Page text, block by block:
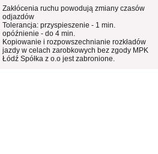
Zakłócenia ruchu powodują zmiany czasów
odjazdów
Tolerancja: przyspieszenie - 1 min.
opóźnienie - do 4 min.
Kopiowanie i rozpowszechnianie rozkładów
jazdy w celach zarobkowych bez zgody MPK
Łódź Spółka z o.o jest zabronione.